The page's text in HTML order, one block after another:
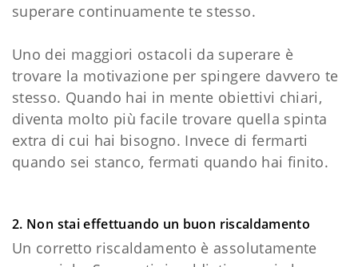
superare continuamente te stesso.
Uno dei maggiori ostacoli da superare è
trovare la motivazione per spingere davvero te
stesso. Quando hai in mente obiettivi chiari,
diventa molto più facile trovare quella spinta
extra di cui hai bisogno. Invece di fermarti
quando sei stanco, fermati quando hai finito.
2. Non stai effettuando un buon riscaldamento
Un corretto riscaldamento è assolutamente